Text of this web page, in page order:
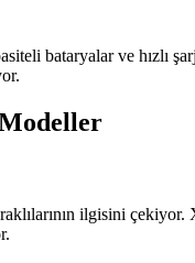
bataryalar ve hızlı
Modeller
ilgisini